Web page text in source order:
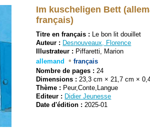
Im kuscheligen Bett
français)
Titre en français : Le bon lit douillet
Auteur : Desnouveaux, Florence
Illustrateur : Piffaretti, Marion
allemand
• français
Nombre de pages : 24
Dimensions : 23,3 cm × 21,7 cm ×
Thème : Peur,Conte,Langue
Editeur : Didier Jeunesse
Date d'édition : 2025-01